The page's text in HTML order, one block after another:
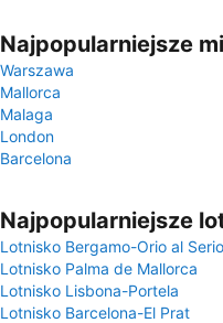
Najpopularniejsze
Warszawa
Mallorca
Malaga
London
Barcelona
Najpopularniejsze
Lotnisko Bergamo-Orio al Serio
Lotnisko Palma de Mallorca
Lotnisko Lisbona-Portela
Lotnisko Barcelona-El Prat